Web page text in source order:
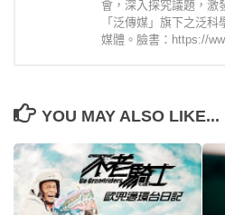
會，深入探究議題，激
「泛傳媒」旗下之泛
媒體。臉書：https://
YOU MAY ALSO LIKE...